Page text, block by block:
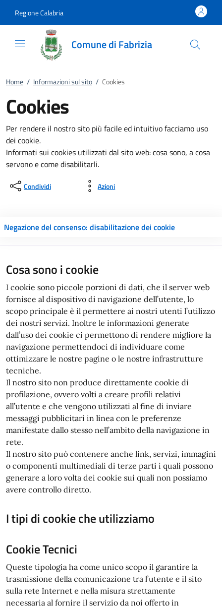
Regione Calabria
Comune di Fabrizia
Home / Informazioni sul sito / Cookies
Cookies
Per rendere il nostro sito più facile ed intuitivo facciamo uso
dei cookie.
Informati sui cookies utilizzati dal sito web: cosa sono, a cosa
servono e come disabilitarli.
Condividi Azioni
Negazione del consenso: disabilitazione dei cookie
Cosa sono i cookie
I cookie sono piccole porzioni di dati, che il server web
fornisce al dispositivo di navigazione dell’utente, lo
scopo principale è il permettere ai nostri utenti l’utilizzo
dei nostri servizi. Inoltre le informazioni generate
dall’uso dei cookie ci permettono di rendere migliore la
navigazione permettendoci di individuare come
ottimizzare le nostre pagine o le nostre infrastrutture
tecniche.
Il nostro sito non produce direttamente cookie di
profilazione, ovvero volti a creare profili relativi
all’utente e che vengono utilizzati al fine di inviare
messaggi pubblicitari in linea con le preferenze
manifestate dallo stesso nell’ambito della navigazione in
rete.
Il nostro sito può contenere anche link, servizi, immagini
o componenti multimediali di terze parti i quali possono
generare a loro volta dei cookie sui quali non possiamo
avere controllo diretto.
I tipi di cookie che utilizziamo
Cookie Tecnici
Queste tipologia ha come unico scopo il garantire la
trasmissione della comunicazione tra l’utente e il sito
sulla rete Internet e nella misura strettamente
necessaria al fornire il servizio da noi offerto in